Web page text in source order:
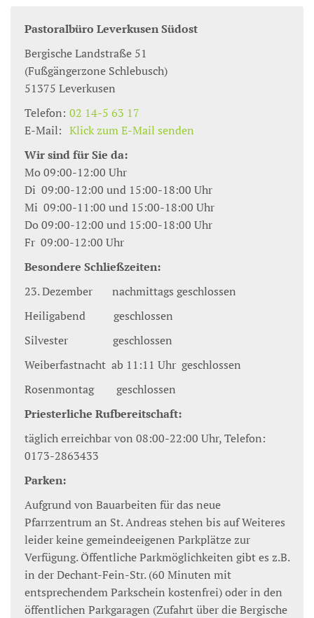
Pastoralbüro Leverkusen Südost
Bergische Landstraße 51
(Fußgängerzone Schlebusch)
51375 Leverkusen
Telefon: 02 14-5 63 17
E-Mail: Klick zum E-Mail senden
Wir sind für Sie da:
Mo 09:00-12:00 Uhr
Di 09:00-12:00 und 15:00-18:00 Uhr
Mi 09:00-11:00 und 15:00-18:00 Uhr
Do 09:00-12:00 und 15:00-18:00 Uhr
Fr 09:00-12:00 Uhr
Besondere Schließzeiten:
23. Dezember nachmittags geschlossen
Heiligabend geschlossen
Silvester geschlossen
Weiberfastnacht ab 11:11 Uhr geschlossen
Rosenmontag geschlossen
Priesterliche Rufbereitschaft:
täglich erreichbar von 08:00-22:00 Uhr, Telefon:
0173-2863433
Parken:
Aufgrund von Bauarbeiten für das neue
Pfarrzentrum an St. Andreas stehen bis auf Weiteres
leider keine gemeindeeigenen Parkplätze zur
Verfügung. Öffentliche Parkmöglichkeiten gibt es z.B.
in der Dechant-Fein-Str. (60 Minuten mit
entsprechendem Parkschein kostenfrei) oder in den
öffentlichen Parkgaragen (Zufahrt über die Bergische